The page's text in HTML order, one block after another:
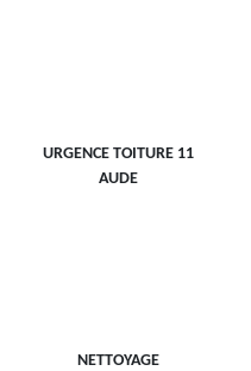
URGENCE TOITURE 11
AUDE
NETTOYAGE